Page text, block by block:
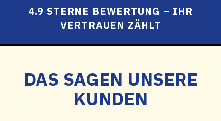
4.9 STERNE BEWERTUNG – IHR
VERTRAUEN ZÄHLT
DAS SAGEN UNSERE
KUNDEN